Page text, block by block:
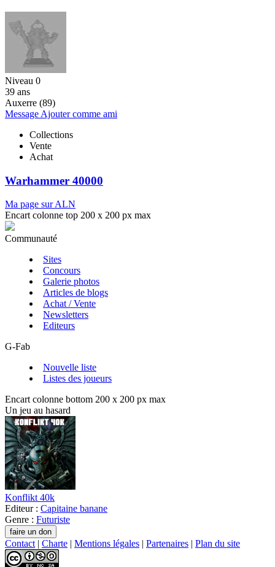
Niveau 0
39 ans
Auxerre (89)
Message Ajouter comme ami
Collections
Vente
Achat
Warhammer 40000
Ma page sur ALN
Encart colonne top 200 x 200 px max
Communauté
Sites
Concours
Galerie photos
Articles de blogs
Achat / Vente
Newsletters
Editeurs
G-Fab
Nouvelle liste
Listes des joueurs
Encart colonne bottom 200 x 200 px max
Un jeu au hasard
Konflikt 40k
Editeur : Capitaine banane
Genre : Futuriste
Contact | Charte | Mentions légales | Partenaires | Plan du site